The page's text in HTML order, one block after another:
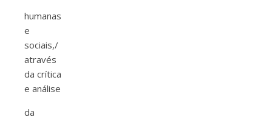
humanas
e
sociais,/
através
da crítica
e análise
da